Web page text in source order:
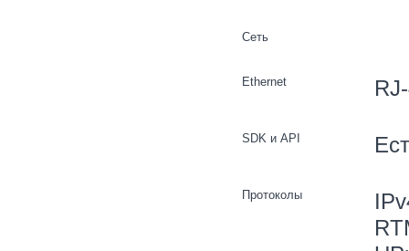
Сеть
Ethernet
SDK и API
Протоколы